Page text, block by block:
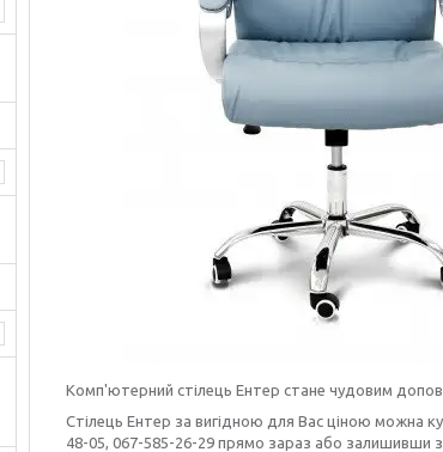
Комп'ютерний стілець Ентер стане чудовим
Стілець Ентер за вигідною для Вас ціною можна
48-05, 067-585-26-29 прямо зараз або залишивши